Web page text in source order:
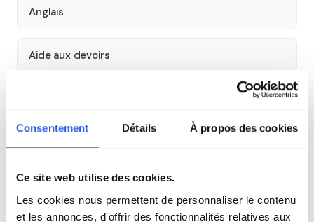
Consentement Détails À propos des cookies
Ce site web utilise des cookies.
Les cookies nous permettent de personnaliser le contenu
et les annonces, d'offrir des fonctionnalités relatives aux
Anglais
Aide aux devoirs
Cours par niveau